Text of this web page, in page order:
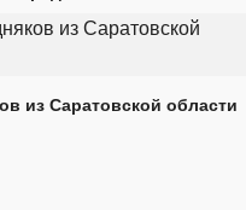
из Саратовской области